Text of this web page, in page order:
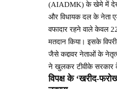
(AIADMK) के खेमे में
और विधायक दल के नेता
वफादार रहने वाले केवल
मतदान किया। इसके
जैसे कद्दावर नेताओं के
ने खुलकर टीवीके सरकार
विपक्ष के ‘खरीद-